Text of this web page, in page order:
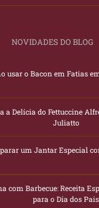
NOVIDADES DO BLOG
usar o Bacon em Fatias
a Delícia do Fettuccine
Juliatto
um Jantar Especial
com Barbecue: Receita
para o Dia dos Pais